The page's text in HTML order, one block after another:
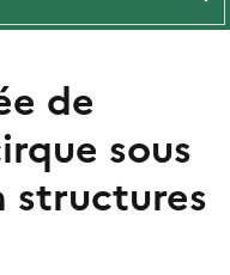
de
sous
structures